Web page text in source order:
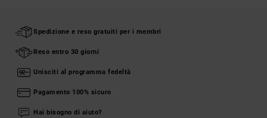
Spedizione e reso gratuiti per i membri
Reso entro 30 giorni
Unisciti al programma fedeltà
Pagamento 100% sicuro
Hai bisogno di aiuto?